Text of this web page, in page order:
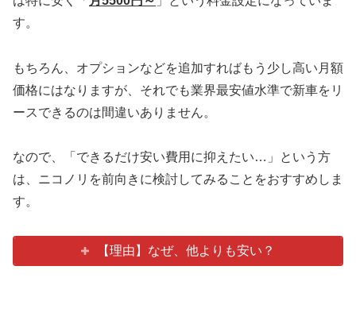
す。
もちろん、オプションなどを追加すればもう少し高い月額
価格にはなりますが、それでも業界最安値水準で新車をリ
ースできるのは間違いありません。
なので、「できるだけ安い費用に抑えたい…」という方
は、ニコノリを前向きに検討してみることをおすすめしま
す。
【理由】なぜ、他よりも安い？